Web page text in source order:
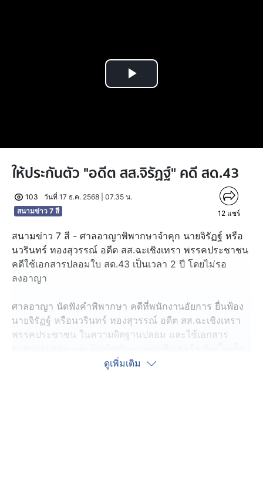
Play
ให้ประกันตัว "อดีต สส.จิรัฏฐ์" คดี สด.43
103
วันที่ 17 ธ.ค. 2568 | 07.35 น.
สนามข่าว 7 สี
12 แชร์
สนามข่าว 7 สี - ศาลอาญาพิพากษาจำคุก นายจิรัฏฐ์ หรือ
นวรินทร์ ทองสุวรรณ์ อดีต สส.ฉะเชิงเทรา พรรคประชาชน
คดีใช้เอกสารปลอมใบ สด.43 เป็นเวลา 2 ปี โดยไม่รอ
ลงอาญา
ศาลอาญา นัดฟังคำพิพากษา คดีที่พนักงานอัยการ ยื่นฟ้อง
นายจิรัฏฐ์ หรือนวรินทร์ ทองสุวรรณ์ อดีต สส.ฉะเชิงเทรา
พรรคประชาชน ในความผิดฐานปลอม และใช้เอกสาร
คดีปลอมเอกสารใบ สด.43 โดยก่อนที่จะเข้ารับฟังคำ
ดูเพิ่มเติม